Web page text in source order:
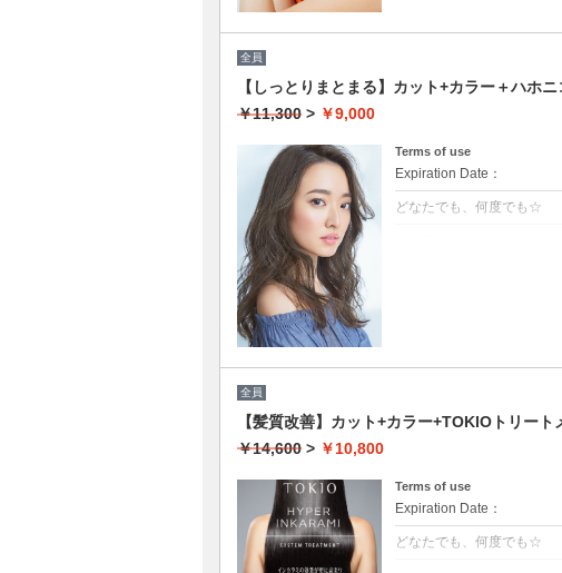
全員
【しっとりまとまる】カット+カラー＋ハホ
￥11,300 > ￥9,000
Terms of use
Expiration Date：
どなたでも、何度でも☆
全員
【髪質改善】カット+カラー+TOKIOトリー
￥14,600 > ￥10,800
Terms of use
Expiration Date：
どなたでも、何度でも☆